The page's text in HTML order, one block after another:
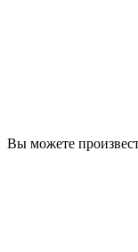
Вы можете